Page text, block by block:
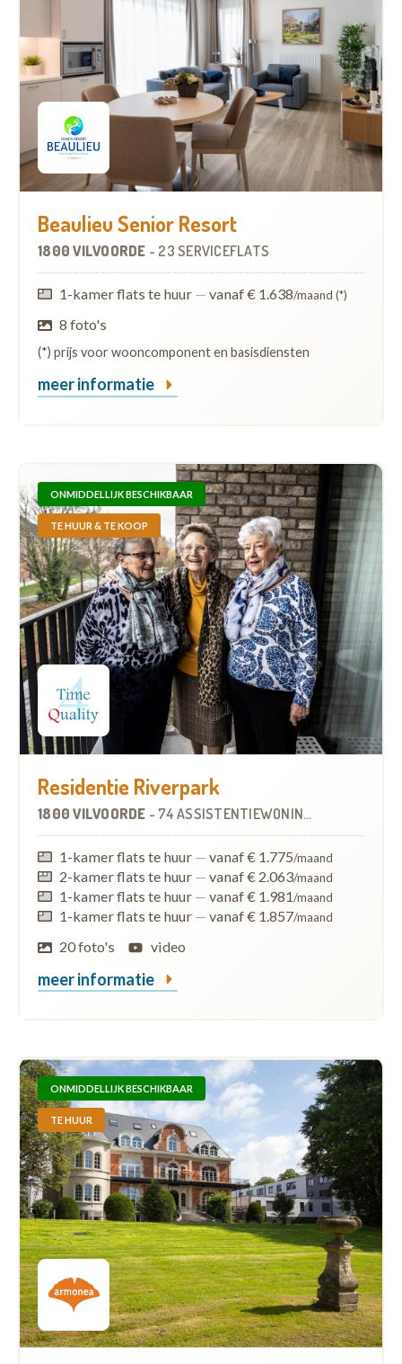
Beaulieu Senior Resort
1800 VILVOORDE - 23 SERVICEFLATS
1-kamer flats te huur — vanaf € 1.638/maand (*)
8 foto's
(*) prijs voor wooncomponent en basisdiensten
meer informatie
ONMIDDELLIJK BESCHIKBAAR
TE HUUR & TE KOOP
Residentie Riverpark
1800 VILVOORDE - 74 ASSISTENTIEWONINGEN
1-kamer flats te huur — vanaf € 1.775/maand
2-kamer flats te huur — vanaf € 2.063/maand
1-kamer flats te huur — vanaf € 1.981/maand
1-kamer flats te huur — vanaf € 1.857/maand
20 foto's video
meer informatie
ONMIDDELLIJK BESCHIKBAAR
TE HUUR